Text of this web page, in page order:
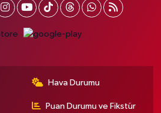
Hava Durumu
Puan Durumu ve Fikstür